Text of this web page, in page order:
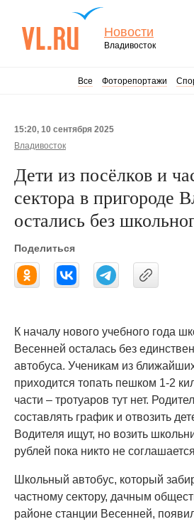
Новости
Владивосток
Все Фоторепортажи
15:20, 10 сентября 2025
Владивосток
Дети из посёлков и
сектора в пригороде
остались без
Поделиться
К началу нового учебного года
Весенней осталась без
автобуса. Ученикам из
приходится топать пешком 1-2
части – тротуаров тут нет.
составлять график и отвозить
Водителя ищут, но возить
рублей пока никто не
Школьный автобус, который
частному сектору, дачным
районе станции Весенней,